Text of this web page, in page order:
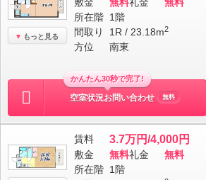
もっと見る
敷金 無料礼金
無料
所在階 1階
間取り
1R / 23.18m2
方位 南東
かんたん30秒で完了!
空室状況お問い合わせ 無料
賃料 3.7万円/4,000円
敷金 無料礼金
無料
所在階 1階